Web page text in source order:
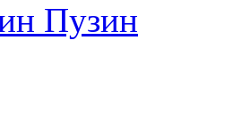
Пузин